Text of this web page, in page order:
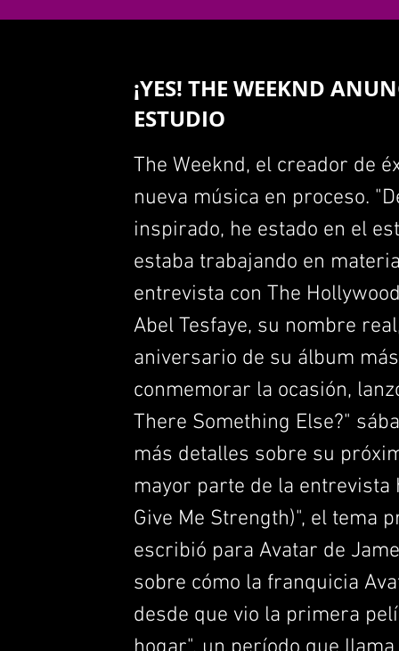
¡YES! THE WEEKND
ESTUDIO
The Weeknd, el creador de
nueva música en proceso.
inspirado, he estado en el
estaba trabajando en
entrevista con The
Abel Tesfaye, su nombre
aniversario de su álbum
conmemorar la ocasión,
There Something Else?"
más detalles sobre su
mayor parte de la entrevista
Give Me Strength)", el tema
escribió para Avatar de
sobre cómo la franquicia
desde que vio la primera